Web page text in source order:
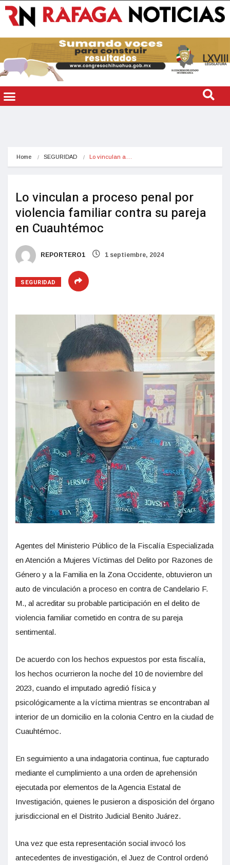
Home SEGURIDAD Lo vinculan a…
Lo vinculan a proceso penal por
violencia familiar contra su pareja
en Cuauhtémoc
REPORTERO1 1 septiembre, 2024
SEGURIDAD
Agentes del Ministerio Público de la Fiscalía Especializada
en Atención a Mujeres Víctimas del Delito por Razones de
Género y a la Familia en la Zona Occidente, obtuvieron un
auto de vinculación a proceso en contra de Candelario F.
M., al acreditar su probable participación en el delito de
violencia familiar cometido en contra de su pareja
sentimental.
De acuerdo con los hechos expuestos por esta fiscalía,
los hechos ocurrieron la noche del 10 de noviembre del
2023, cuando el imputado agredió física y
psicológicamente a la víctima mientras se encontraban al
interior de un domicilio en la colonia Centro en la ciudad de
Cuauhtémoc.
En seguimiento a una indagatoria continua, fue capturado
mediante el cumplimiento a una orden de aprehensión
ejecutada por elementos de la Agencia Estatal de
Investigación, quienes le pusieron a disposición del órgano
jurisdiccional en el Distrito Judicial Benito Juárez.
Una vez que esta representación social invocó los
antecedentes de investigación, el Juez de Control ordenó